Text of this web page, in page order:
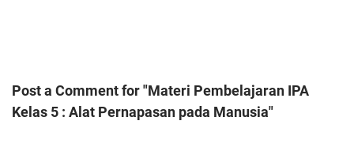
Post a Comment for "Materi Pembelajaran IPA
Kelas 5 : Alat Pernapasan pada Manusia"